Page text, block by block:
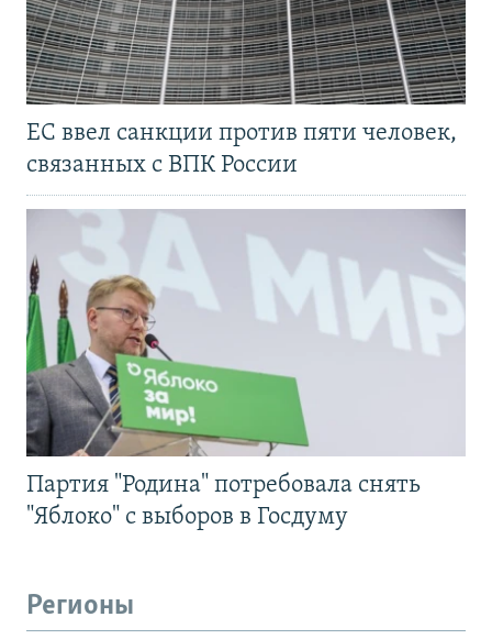
ЕС ввел санкции против пяти человек,
связанных с ВПК России
Партия "Родина" потребовала снять
"Яблоко" с выборов в Госдуму
Регионы